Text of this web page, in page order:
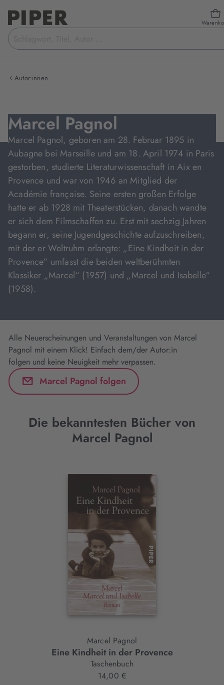
Suchbegriff
eingeben
Autor:innen
Marcel Pagnol
Marcel Pagnol, geboren am 28. Februar 1895 in
Aubagne bei Marseille und am 18. April 1974 in Paris
gestorben, studierte Literaturwissenschaft in Aix en
Provence und war von 1946 an Mitglied der
Académie française. Seine ersten großen Erfolge
hatte er ab 1928 mit Theaterstücken, danach wandte
er sich dem Filmschaffen zu. Erst mit sechzig Jahren
begann er, seine Jugendgeschichte aufzuschreiben,
mit der er Weltruhm erlangte: „Eine Kindheit in der
Provence“ umfasst die beiden weltberühmten
Klassiker „Marcel“ (1957) und „Marcel und Isabelle“
(1958).
Alle Neuerscheinungen und Veranstaltungen von Marcel
Pagnol mit einem Klick! Einfach dem/der Autor:in
folgen und keine Neuigkeit mehr verpassen.
Marcel Pagnol folgen
Die bekanntesten Bücher von
Marcel Pagnol
Marcel Pagnol
Eine Kindheit in der Provence
Taschenbuch
14,00 €